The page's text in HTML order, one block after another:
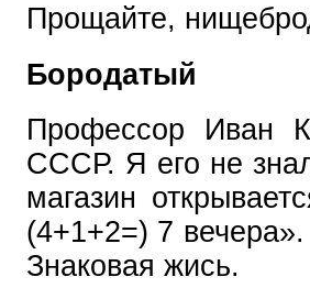
Прощайте,
Бородатый
Профессор Иван
СССР. Я его не
магазин
(4+1+2=) 7
Знаковая жись.